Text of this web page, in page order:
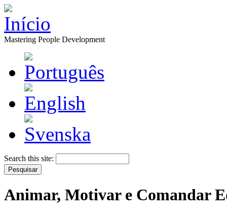
Mastering People Development
Search this site:
Animar, Motivar e Comandar